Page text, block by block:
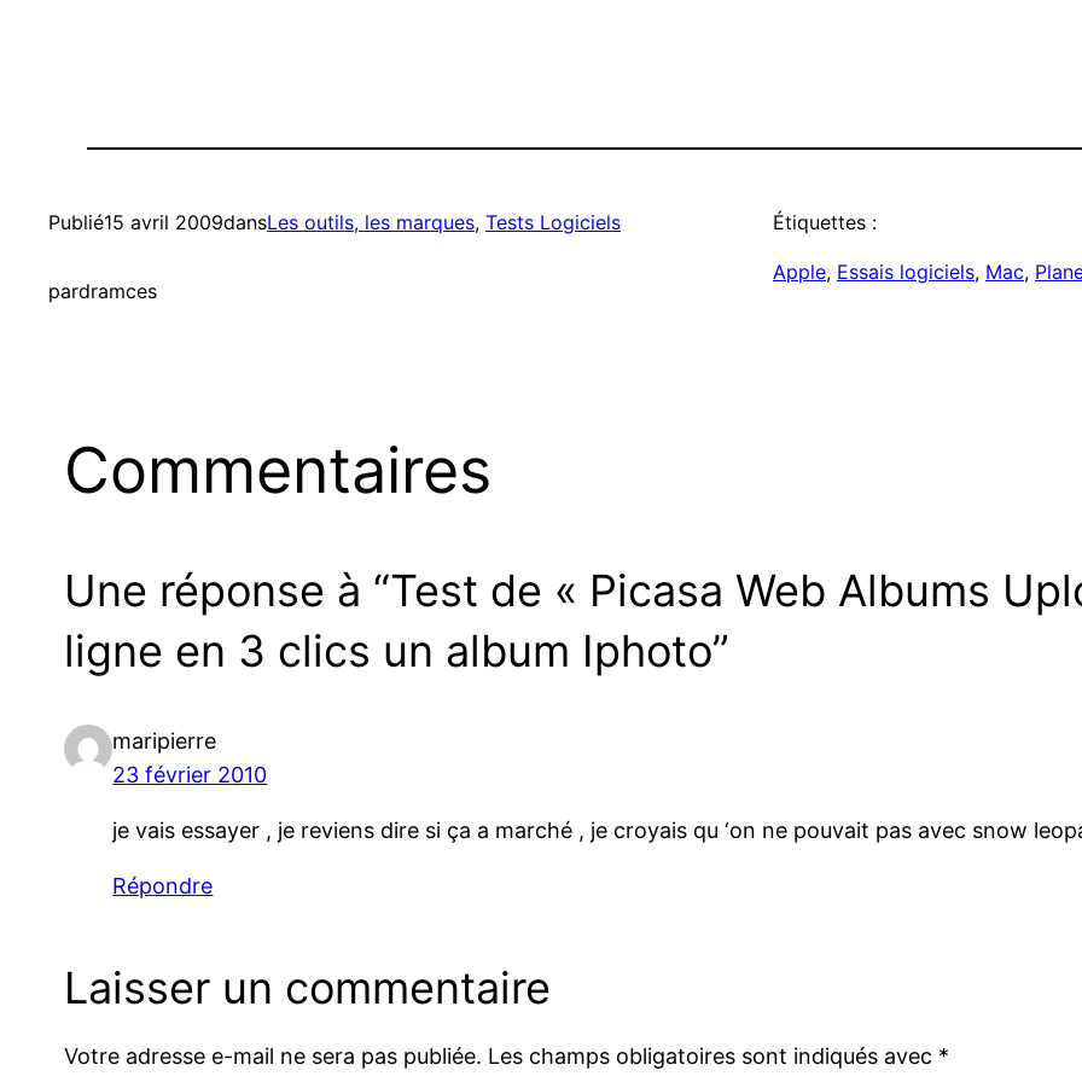
Publié15 avril 2009dansLes outils, les marques, Tests Logiciels
pardramces
Étiquettes :
Apple, Essais logiciels, Mac,
Commentaires
Une réponse à “Test de « Picasa Web Albums
ligne en 3 clics un album Iphoto”
maripierre
23 février 2010
je vais essayer , je reviens dire si ça a marché , je croyais qu ‘on ne pouvait pas avec snow
Répondre
Laisser un commentaire
Votre adresse e-mail ne sera pas publiée. Les champs obligatoires sont indiqués avec *